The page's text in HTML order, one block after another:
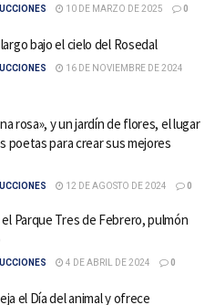
10 DE MARZO DE 2025 0
bajo el cielo del Rosedal
16 DE NOVIEMBRE DE 2024
rosa», y un jardín de flores, el lugar
poetas para crear sus mejores
12 DE AGOSTO DE 2024 0
Parque Tres de Febrero, pulmón
4 DE ABRIL DE 2024 0
el Día del animal y ofrece